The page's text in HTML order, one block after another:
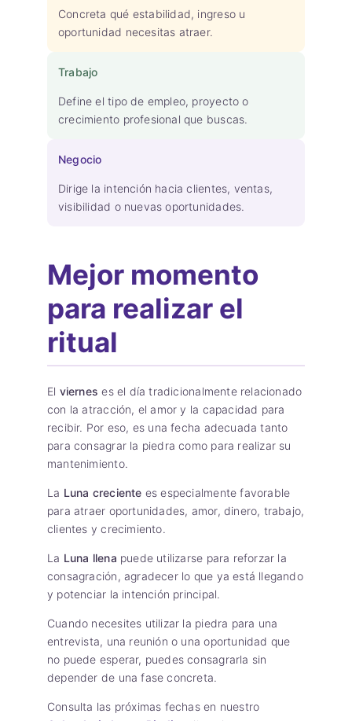
Concreta qué estabilidad, ingreso u
oportunidad necesitas atraer.
Trabajo
Define el tipo de empleo, proyecto o
crecimiento profesional que buscas.
Negocio
Dirige la intención hacia clientes, ventas,
visibilidad o nuevas oportunidades.
Mejor momento
para realizar el
ritual
El viernes es el día tradicionalmente relacionado
con la atracción, el amor y la capacidad para
recibir. Por eso, es una fecha adecuada tanto
para consagrar la piedra como para realizar su
mantenimiento.
La Luna creciente es especialmente favorable
para atraer oportunidades, amor, dinero, trabajo,
clientes y crecimiento.
La Luna llena puede utilizarse para reforzar la
consagración, agradecer lo que ya está llegando
y potenciar la intención principal.
Cuando necesites utilizar la piedra para una
entrevista, una reunión o una oportunidad que
no puede esperar, puedes consagrarla sin
depender de una fase concreta.
Consulta las próximas fechas en nuestro